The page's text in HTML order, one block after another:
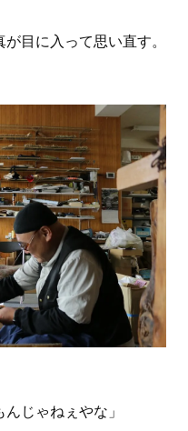
目に入って思い直す。
じゃねぇやな」